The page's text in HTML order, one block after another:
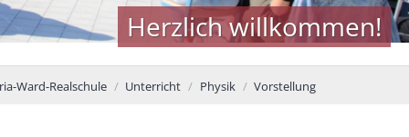
Herzlich willkommen!
Ward-Realschule Unterricht Physik Vorstellung